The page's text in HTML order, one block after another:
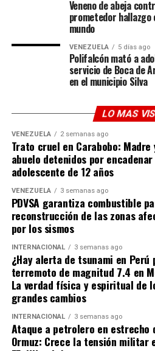
fútbol sudamericano. Damon
ocasiones sus experiencias
bombonera con Boca Juniors,
llevado la fiebre familiar a otro
Aunque Damon bromeó diciendo
a Leguizamo, reafirmó que su
le pertenece a la Scaloneta:
Un ícono que
A sus 39 años, el impacto del
mide solo en balones de oro o
impacto cultural global. Que una
rentables y respetadas del cine
orgullo que es el «segundo» en
la Messimanía es un fenómeno
puede ser el héroe de la gran
casa, el trono le pertenece
Messi.
Veneno de abeja
prometedor
mundo
VENEZUELA 5 días ago
Polifalcón mató a
servicio de Boca de
en el municipio Silva
LO MAS
VENEZUELA 2 semanas ago
Trato cruel en Carabobo: Madre
abuelo detenidos por
adolescente de 12 años
VENEZUELA 3 semanas ago
PDVSA garantiza combustible
reconstrucción de las zonas
por los sismos
INTERNACIONAL 3 semanas ago
¿Hay alerta de tsunami en Perú
terremoto de magnitud 7.4 en
La verdad física y espiritual de
grandes cambios
INTERNACIONAL 3 semanas ago
Ataque a petrolero en estrecho
Ormuz: Crece la tensión militar